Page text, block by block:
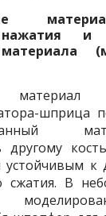
и
материала
материал
шприца
другому
устойчивым
сжатия. В